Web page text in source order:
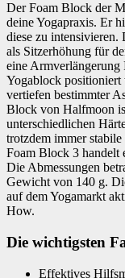
Der Foam Block der
deine Yogapraxis. Er
diese zu
als Sitzerhöhung für
eine Armverlängerung
Yogablock positioniert
vertiefen bestimmter
Block von Halfmoon
unterschiedlichen
trotzdem immer
Foam Block 3 handelt
Die Abmessungen
Gewicht von 140 g.
auf dem Yogamarkt
How.
Die wichtigsten
Effektives